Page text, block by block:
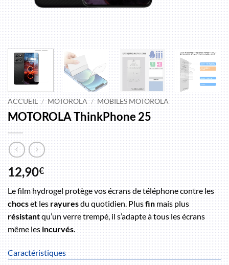
ACCUEIL / MOTOROLA / MOBILES MOTOROLA
MOTOROLA ThinkPhone 25
12,90€
Le film hydrogel protège vos écrans de téléphone contre les
chocset lesrayuresdu quotidien. Plusfinmais plus
résistantqu’un verre trempé, il s’adapte à tous les écrans
même lesincurvés.
Caractéristiques